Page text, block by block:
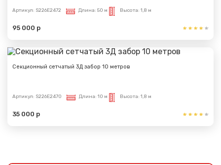
Артикул: S226E2472 Длина: 50 м Высота: 1,8 м
95 000 р
Секционный сетчатый 3Д забор 10 метров
Артикул: S226E2470 Длина: 10 м Высота: 1,8 м
35 000 р